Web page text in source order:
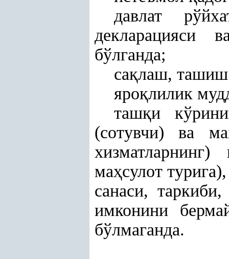
давлат
декларацияси
бўлганда;
сақлаш, ташиш
яроқлилик
ташқи
(сотувчи) ва ма
маҳсулот
санаси, таркиби,
имконини
бўлмаганда.